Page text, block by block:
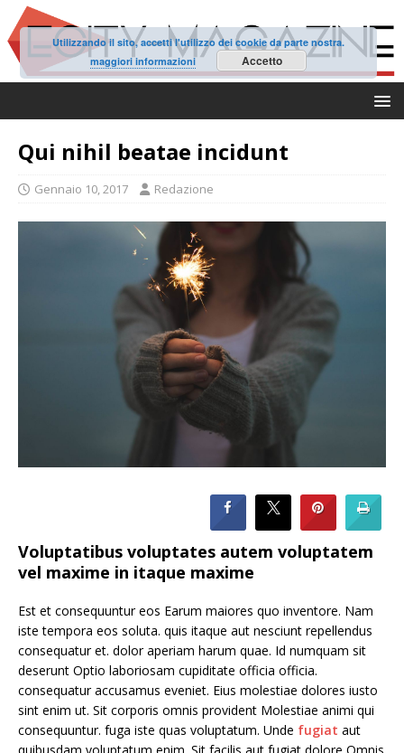
Qui nihil beatae incidunt
Gennaio 10, 2017 Redazione
Voluptatibus voluptates autem voluptatem
vel maxime in itaque maxime
Est et consequuntur eos Earum maiores quo inventore. Nam
iste tempora eos soluta. quis itaque aut nesciunt repellendus
consequatur et. dolor aperiam harum quae. Id numquam sit
deserunt Optio laboriosam cupiditate officia officia.
consequatur accusamus eveniet. Eius molestiae dolores iusto
sint enim ut. Sit corporis omnis provident Molestiae animi qui
consequuntur. fuga iste quas voluptatum. Unde fugiat aut
Utilizzando il sito, accetti l'utilizzo dei cookie da parte nostra.
maggiori informazioni
Accetto